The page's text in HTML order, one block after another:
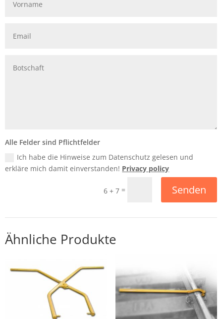
Alle Felder sind Pflichtfelder
Ich habe die Hinweise zum Datenschutz gelesen und
erkläre mich damit einverstanden! Privacy policy
6 + 7 = Senden
Ähnliche Produkte